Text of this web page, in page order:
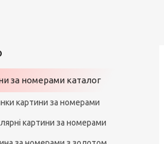
за номерами каталог
картини за номерами
картини за номерами